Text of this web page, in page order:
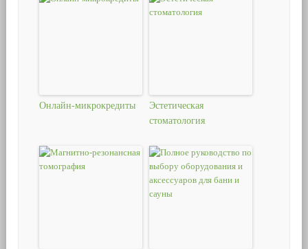
Онлайн-микрокредиты
Эстетическая
стоматология